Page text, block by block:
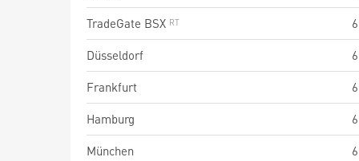
TradeGate BSX
Düsseldorf
Frankfurt
Hamburg
München